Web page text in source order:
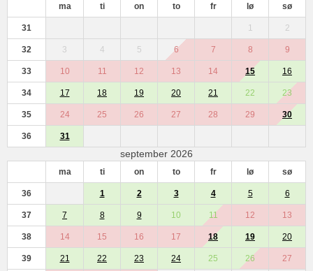
ma ti on to fr lø sø
31 1 2
32 3 4 5 6 7 8 9
33 10 11 12 13 14 15 16
34 17 18 19 20 21 22 23
35 24 25 26 27 28 29 30
36 31
september 2026
ma ti on to fr lø sø
36 1 2 3 4 5 6
37 7 8 9 10 11 12 13
38 14 15 16 17 18 19 20
39 21 22 23 24 25 26 27